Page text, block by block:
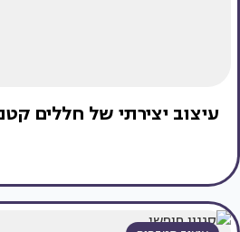
עיצוב יצירתי של חללים